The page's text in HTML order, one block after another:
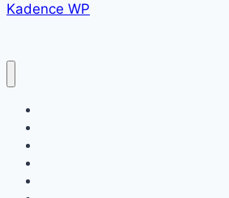
Kadence WP